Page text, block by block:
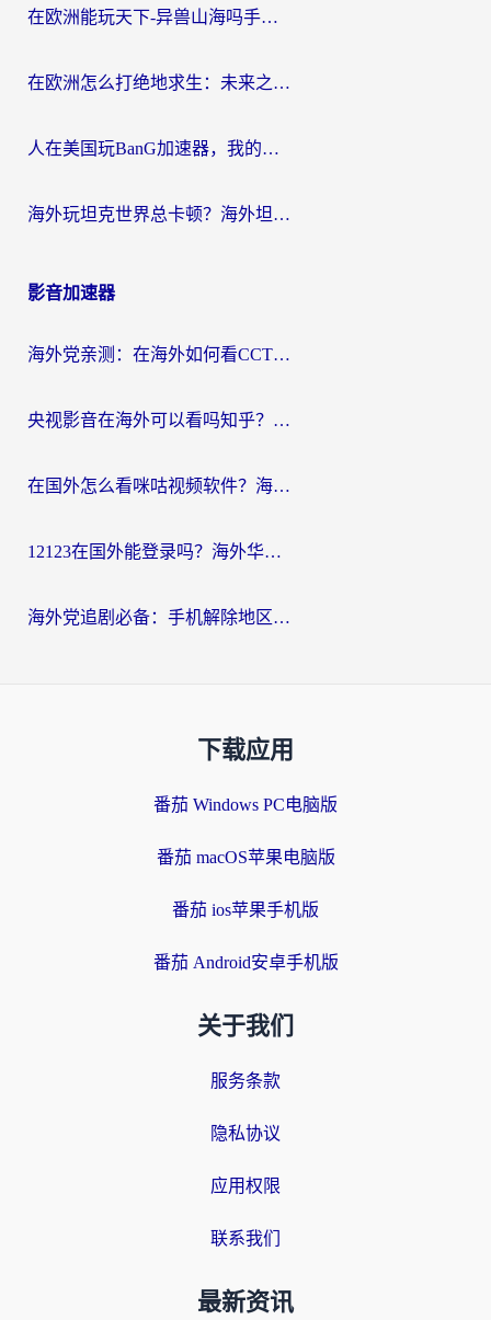
在欧洲能玩天下-异兽山海吗手游？海外玩家的加速器生存指南
在欧洲怎么打绝地求生：未来之役不卡？留学生亲测的加速器避坑指南
人在美国玩BanG加速器，我的延迟终于绿了
海外玩坦克世界总卡顿？海外坦克世界加速器有哪些？实测好用的选择在这里
影音加速器
海外党亲测：在海外如何看CCTV？告别“仅限大陆播放”的实用指南
央视影音在海外可以看吗知乎？留学生亲测：3步解决地域限制+追剧自由
在国外怎么看咪咕视频软件？海外党亲测有效的回国加速方案
12123在国外能登录吗？海外华人必看的回国加速实用指南
海外党追剧必备：手机解除地区限制app怎么选？解决央视视频&国内剧地区限制全指南
下载应用
番茄 Windows PC电脑版
番茄 macOS苹果电脑版
番茄 ios苹果手机版
番茄 Android安卓手机版
关于我们
服务条款
隐私协议
应用权限
联系我们
最新资讯